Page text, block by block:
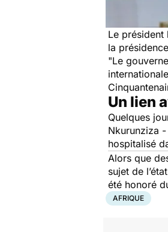
Le
la
"Le
Un lien
Quelques
Nkurunziza
hospitalisé
Alors que
sujet de
été honoré
AFRIQUE